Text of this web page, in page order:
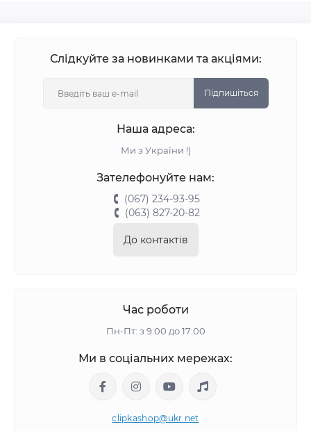
Слідкуйте за новинками та акціями:
Підпишіться
Наша адреса:
Ми з України !)
Зателефонуйте нам:
(067) 234-93-95
(063) 827-20-82
До контактів
Час роботи
Пн-Пт: з 9:00 до 17:00
Ми в соціальних мережах:
clipkashop@ukr.net